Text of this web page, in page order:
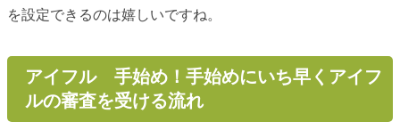
を設定できるのは嬉しいですね。
アイフル 手始め！手始めにいち早くアイフ
ルの審査を受ける流れ